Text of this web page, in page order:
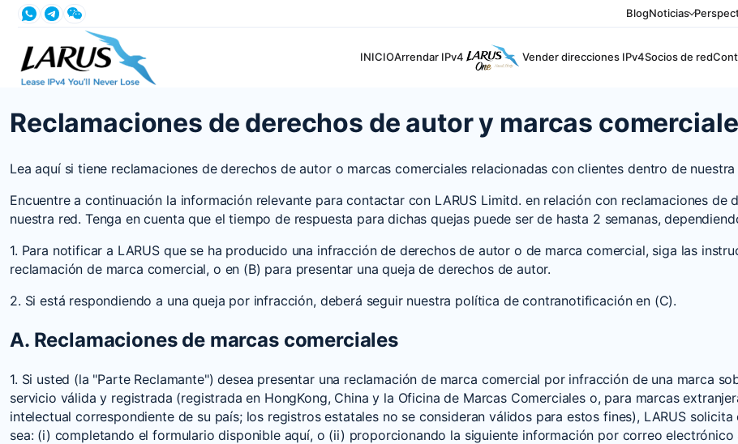
BlogNoticias
INICIOArrendar IPv4 Vender direcciones IPv4Socios de red
Reclamaciones de derechos de autor y marcas
Lea aquí si tiene reclamaciones de derechos de autor o marcas comerciales relacionadas con clientes dentro de nuestra
Encuentre a continuación la información relevante para contactar con LARUS Limitd. en relación con reclamaciones
nuestra red. Tenga en cuenta que el tiempo de respuesta para dichas quejas puede ser de hasta 2 semanas,
1. Para notificar a LARUS que se ha producido una infracción de derechos de autor o de marca comercial, siga las
reclamación de marca comercial, o en (B) para presentar una queja de derechos de autor.
2. Si está respondiendo a una queja por infracción, deberá seguir nuestra política de contranotificación en (C).
A. Reclamaciones de marcas comerciales
1. Si usted (la "Parte Reclamante") desea presentar una reclamación de marca comercial por infracción de una marca
servicio válida y registrada (registrada en HongKong, China y la Oficina de Marcas Comerciales o, para marcas
intelectual correspondiente de su país; los registros estatales no se consideran válidos para estos fines), LARUS
sea: (i) completando el formulario disponible aquí, o (ii) proporcionando la siguiente información por correo electrónico